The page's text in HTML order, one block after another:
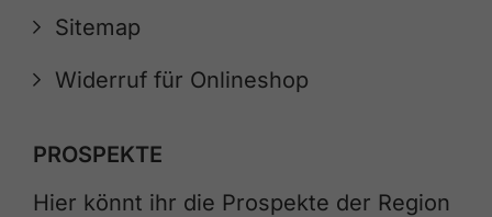
Sitemap
Widerruf für Onlineshop
PROSPEKTE
Hier könnt ihr die Prospekte der Region